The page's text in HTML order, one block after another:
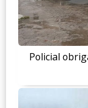
Policial